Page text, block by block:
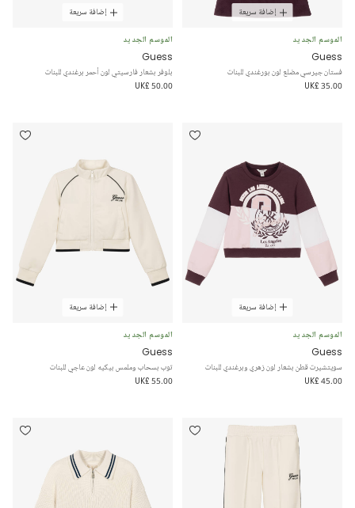
إضافة سريعة
الموسم الجديد
Guess
فستان جيرسي مضلع لون بورغندي للبنات
UK£ 35.00
إضافة سريعة
الموسم الجديد
Guess
بلوفر بشعار فارسيتي لون أحمر برغندي للبنات
UK£ 50.00
إضافة سريعة
الموسم الجديد
Guess
سويتشيرت قطن بشعار لون زهري وبرغندي للبنات
UK£ 45.00
إضافة سريعة
الموسم الجديد
Guess
توب بسحاب وملمس بيكيه لون عاجي للبنات
UK£ 55.00